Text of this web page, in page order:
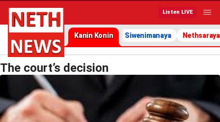
Listen LIVE
Kanin Konin Siwenimanaya Nethsaraya
The court’s decision